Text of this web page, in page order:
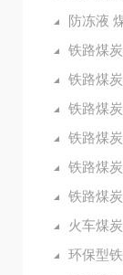
防冻液
铁路煤
铁路煤
铁路煤
铁路煤
铁路煤
铁路煤
火车煤
环保型